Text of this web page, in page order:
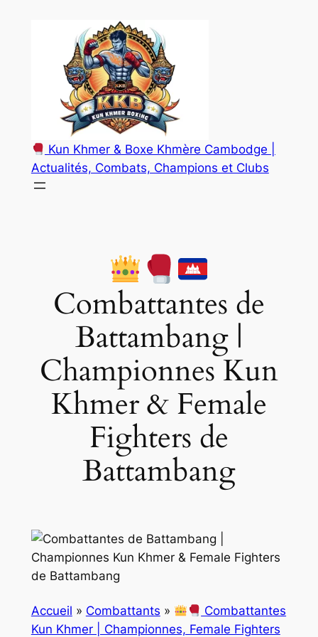
Kun Khmer & Boxe Khmère Cambodge |
Actualités, Combats, Champions et Clubs
Combattantes de
Battambang |
Championnes Kun
Khmer & Female
Fighters de
Battambang
Accueil » Combattants »
Combattantes
Kun Khmer | Championnes, Female Fighters